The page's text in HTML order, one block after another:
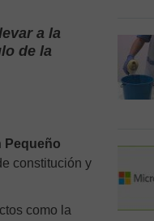
a la
de la
Pequeño
constitución y
como la